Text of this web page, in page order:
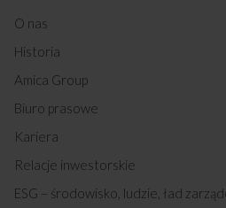
O nas
Historia
Amica Group
Biuro prasowe
Kariera
Relacje inwestorskie
ESG – środowisko, ludzie, ład